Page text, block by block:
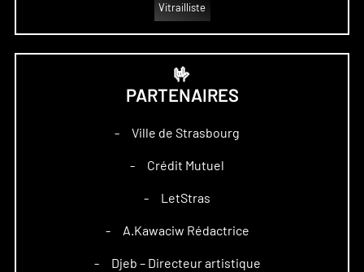
Vitrailliste
🤟
PARTENAIRES
– Ville de Strasbourg
– Crédit Mutuel
– LetStras
– A.Kawaciw Rédactrice
– Djeb – Directeur artistique